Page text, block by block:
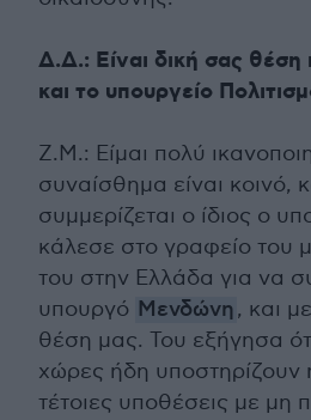
Δ.Δ.: Είναι δική σας θέση
και το υπουργείο
Ζ.Μ.: Είμαι πολύ
συναίσθημα είναι κοινό,
συμμερίζεται ο ίδιος ο
κάλεσε στο γραφείο του
του στην Ελλάδα για να
υπουργό Μενδώνη, και
θέση μας. Του εξήγησα
χώρες ήδη υποστηρίζουν
τέτοιες υποθέσεις με μη